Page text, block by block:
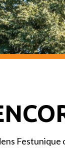
Festunique